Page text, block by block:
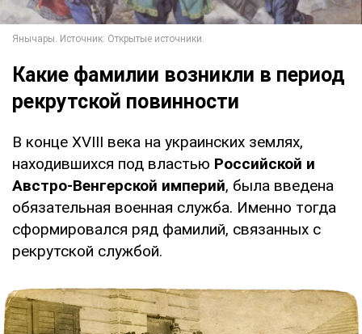
Какие фамилии возникли в период
рекрутской повинности
В конце XVIII века на украинских землях,
находившихся под властью Российской и
Австро-Венгерской империй, была введена
обязательная военная служба. Именно тогда
сформировался ряд фамилий, связанных с
рекрутской службой.